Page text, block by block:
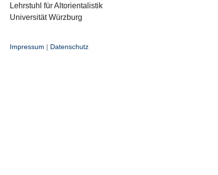
Lehrstuhl für Altorientalistik
Universität Würzburg
Impressum | Datenschutz